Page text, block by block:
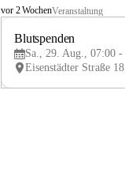
B
e
vor 2 WochenVeranstaltung
Blutspenden
Sa., 29. Aug., 07:00 -